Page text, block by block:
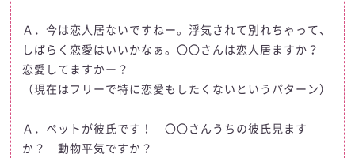
Ａ．今は恋人居ないですねー。浮気されて別れちゃって、
しばらく恋愛はいいかなぁ。〇〇さんは恋人居ますか？
恋愛してますかー？
（現在はフリーで特に恋愛もしたくないというパターン）
Ａ．ペットが彼氏です！ 〇〇さんうちの彼氏見ます
か？ 動物平気ですか？